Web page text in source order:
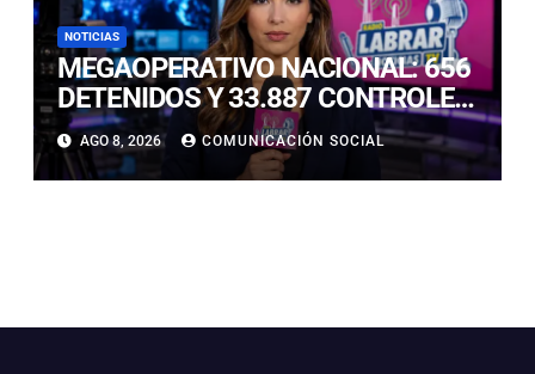
NOTICIAS
MEGAOPERATIVO NACIONAL: 656
DETENIDOS Y 33.887 CONTROLES
EN LAS PRIMERAS HORAS
AGO 8, 2026 COMUNICACIÓN SOCIAL